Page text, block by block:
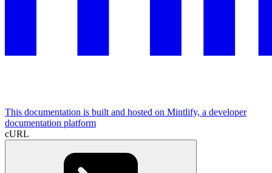
This documentation is built and hosted on Mintlify, a developer
documentation platform
cURL